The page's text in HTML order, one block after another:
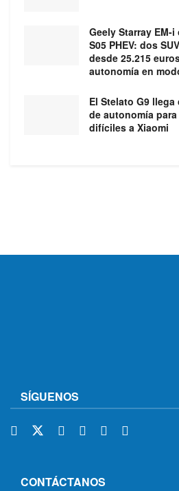
Geely Starray EM-
S05 PHEV: dos
desde 25.215
autonomía en
El Stelato G9 llega
de autonomía
difíciles a Xiaomi
SÍGUENOS
CONTÁCTANOS